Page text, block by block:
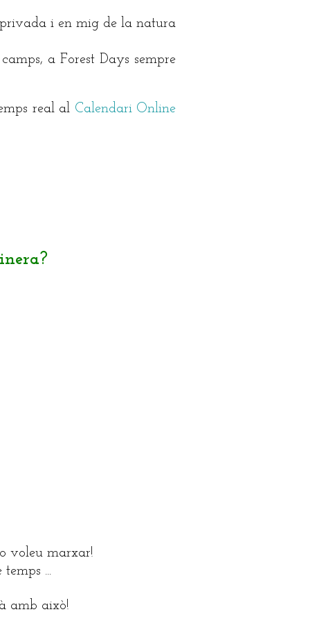
i en mig de la natura
a Forest Days sempre
real al Calendari Online
voleu marxar!
...
amb això!